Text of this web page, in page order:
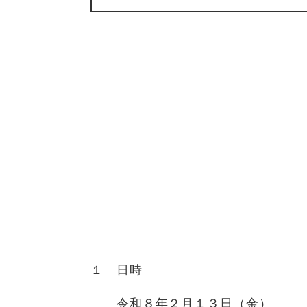
１ 日時
令和８年２月１３日